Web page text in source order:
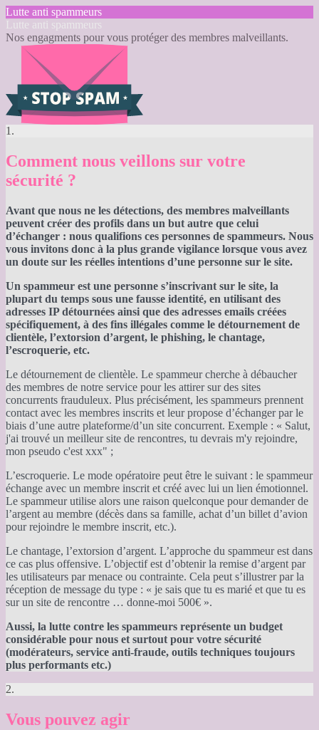
Lutte anti spammeurs
Lutte anti spammeurs
Nos engagments pour vous protéger des membres malveillants.
1.
Comment nous veillons sur votre
sécurité ?
Avant que nous ne les détections, des membres malveillants
peuvent créer des profils dans un but autre que celui
d’échanger : nous qualifions ces personnes de spammeurs. Nous
vous invitons donc à la plus grande vigilance lorsque vous avez
un doute sur les réelles intentions d’une personne sur le site.
Un spammeur est une personne s’inscrivant sur le site, la
plupart du temps sous une fausse identité, en utilisant des
adresses IP détournées ainsi que des adresses emails créées
spécifiquement, à des fins illégales comme le détournement de
clientèle, l’extorsion d’argent, le phishing, le chantage,
l’escroquerie, etc.
Le détournement de clientèle. Le spammeur cherche à débaucher
des membres de notre service pour les attirer sur des sites
concurrents frauduleux. Plus précisément, les spammeurs prennent
contact avec les membres inscrits et leur propose d’échanger par le
biais d’une autre plateforme/d’un site concurrent. Exemple : « Salut,
j'ai trouvé un meilleur site de rencontres, tu devrais m'y rejoindre,
mon pseudo c'est xxx" ;
L’escroquerie. Le mode opératoire peut être le suivant : le spammeur
échange avec un membre inscrit et créé avec lui un lien émotionnel.
Le spammeur utilise alors une raison quelconque pour demander de
l’argent au membre (décès dans sa famille, achat d’un billet d’avion
pour rejoindre le membre inscrit, etc.).
Le chantage, l’extorsion d’argent. L’approche du spammeur est dans
ce cas plus offensive. L’objectif est d’obtenir la remise d’argent par
les utilisateurs par menace ou contrainte. Cela peut s’illustrer par la
réception de message du type : « je sais que tu es marié et que tu es
sur un site de rencontre … donne-moi 500€ ».
Aussi, la lutte contre les spammeurs représente un budget
considérable pour nous et surtout pour votre sécurité
(modérateurs, service anti-fraude, outils techniques toujours
plus performants etc.)
2.
Vous pouvez agir